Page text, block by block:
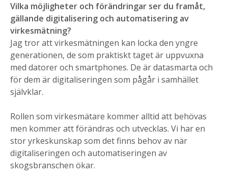
Vilka möjligheter och förändringar ser du framåt,
gällande digitalisering och automatisering av
virkesmätning?
Jag tror att virkesmätningen kan locka den yngre
generationen, de som praktiskt taget är uppvuxna
med datorer och smartphones. De är datasmarta och
för dem är digitaliseringen som pågår i samhället
självklar.
Rollen som virkesmätare kommer alltid att behövas
men kommer att förändras och utvecklas. Vi har en
stor yrkeskunskap som det finns behov av när
digitaliseringen och automatiseringen av
skogsbranschen ökar.